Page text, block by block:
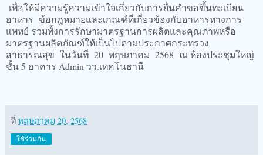
เพื่อให้มีความรู้ความเข้าใจเกี่ยวกับการยื่นคำขอขึ้นทะเบียน
อาหาร ข้อกฎหมายและเกณฑ์ที่เกี่ยวข้องกับอาหารทางการ
แพทย์ รวมทั้งการรักษามาตรฐานการผลิตและคุณภาพหรือ
มาตรฐานผลิตภัณฑ์ให้เป็นไปตามประกาศกระทรวง
สาธารณสุข ในวันที่ 20 พฤษภาคม 2568 ณ ห้องประชุมใหญ่
ชั้น 5 อาคาร Admin วว.เทคโนธานี
ที่ พฤษภาคม 20, 2568
ใช้ร่วมกัน